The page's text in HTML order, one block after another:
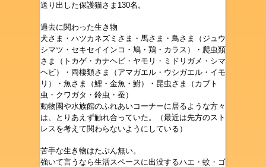
送り出した保護猫さま130名。
過去に関わった生き物
犬さま・ハツカネズミさま・馬さま・鳥さま（ジュウ
シマツ・セキセイインコ・鳩・鶏・カラス）・爬虫類
さま（トカゲ・カナヘビ・ヤモリ・ミドリガメ・シマ
ヘビ）・両棲類さま（アマガエル・ウシガエル・イモ
リ）・魚さま（鯉・金魚・鮒）・昆虫さま（カブト
虫・クワガタ・鈴虫・蚕）
動物園や水族館のふれあいコーナーに居るような方々
は、とりあえず触れ合っていた。（最近は先方のスト
レスを考えて関わらないようにしている）
苦手な生き物はたぶん無い。
強いて言うなら生活スペースに出没するハエ・蚊・ゴ